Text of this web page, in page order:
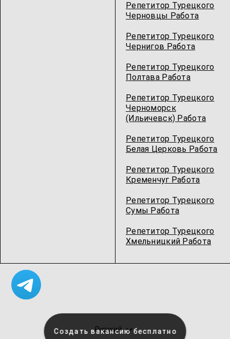
Репетитор Турецкого
Черновцы Работа
Репетитор Турецкого
Чернигов Работа
Репетитор Турецкого
Полтава Работа
Репетитор Турецкого
Черноморск
(Ильичевск) Работа
Репетитор Турецкого
Белая Церковь Работа
Репетитор Турецкого
Кременчуг Работа
Репетитор Турецкого
Сумы Работа
Репетитор Турецкого
Хмельницкий Работа
Русский
Создать вакансию бесплатно